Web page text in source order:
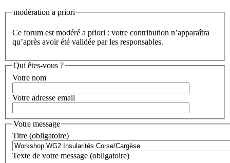
modération a priori
Ce forum est modéré a priori : votre contribution n’apparaîtra
qu’après avoir été validée par les responsables.
Qui êtes-vous ?
Votre nom
Votre adresse email
Votre message
Titre (obligatoire)
Texte de votre message (obligatoire)